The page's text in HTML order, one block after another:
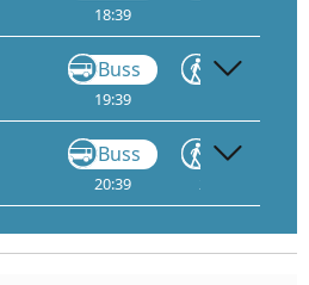
18:39
Buss
19:39
Gå
Buss
20:39
Gå
20:55